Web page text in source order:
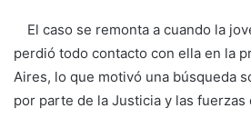
El caso se remonta a cuando la
perdió todo contacto con ella en la
Aires, lo que motivó una búsqueda
por parte de la Justicia y las fuerzas